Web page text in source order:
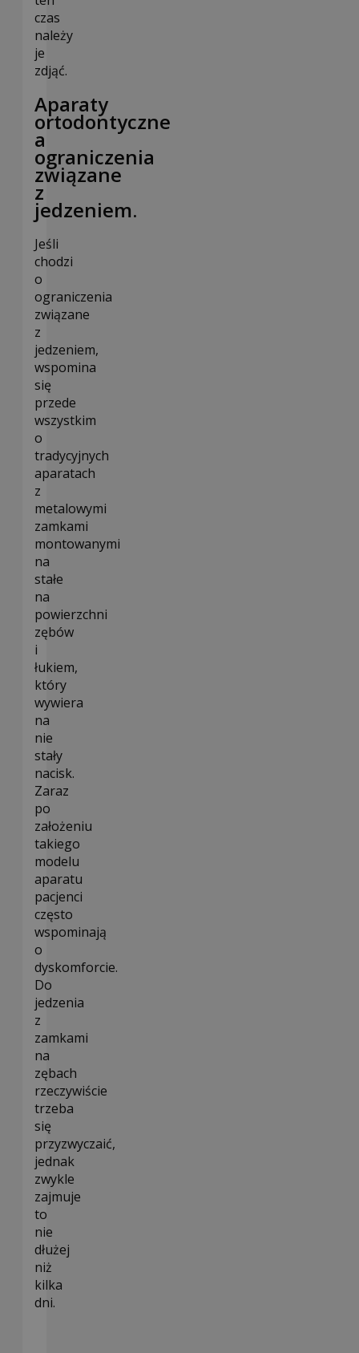
czas
należy
je
zdjąć.
Aparaty
ortodontyczne
a
ograniczenia
związane
z
jedzeniem.
Jeśli
chodzi
o
ograniczenia
związane
z
jedzeniem,
wspomina
się
przede
wszystkim
o
tradycyjnych
aparatach
z
metalowymi
zamkami
montowanymi
na
stałe
na
powierzchni
zębów
i
łukiem,
który
wywiera
na
nie
stały
nacisk.
Zaraz
po
założeniu
takiego
modelu
aparatu
pacjenci
często
wspominają
o
dyskomforcie.
Do
jedzenia
z
zamkami
na
zębach
rzeczywiście
trzeba
się
przyzwyczaić,
jednak
zwykle
zajmuje
to
nie
dłużej
niż
kilka
dni.